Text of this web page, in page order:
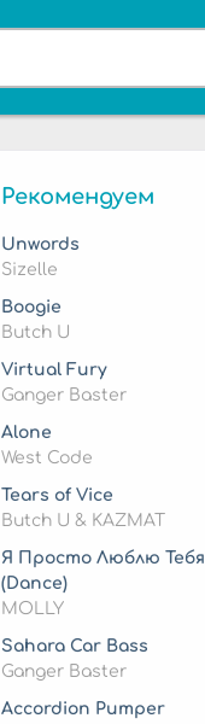
Рекомендуем
Unwords
Sizelle
Boogie
Butch U
Virtual Fury
Ganger Baster
Alone
West Code
Tears of Vice
Butch U & KAZMAT
Я Просто Люблю Тебя
(Dance)
MOLLY
Sahara Car Bass
Ganger Baster
Accordion Pumper